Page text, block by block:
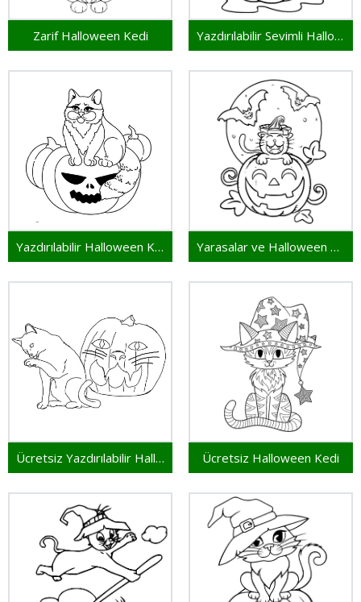
Zarif Halloween Kedi Yazdırılabilir Sevimli Halloween Kedi
Yazdırılabilir Halloween Kedi Yarasalar ve Halloween Kedi
Ücretsiz Yazdırılabilir Halloween Kedi Ücretsiz Halloween Kedi